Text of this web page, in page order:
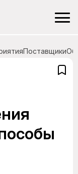
Поставщики